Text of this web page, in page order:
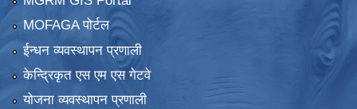
MOFAGA पोर्टल
ईन्धन व्यवस्थापन प्रणाली
केन्द्रिकृत एस एम एस गेटवे
योजना व्यवस्थापन प्रणाली